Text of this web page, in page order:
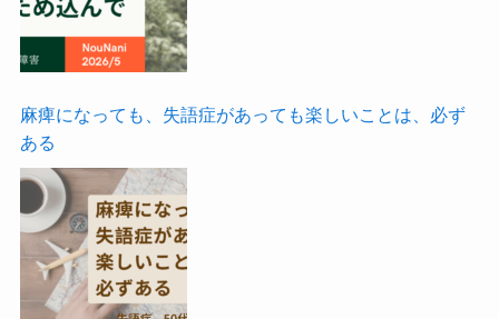
麻痺になっても、失語症があっても楽しいことは、必ず
ある